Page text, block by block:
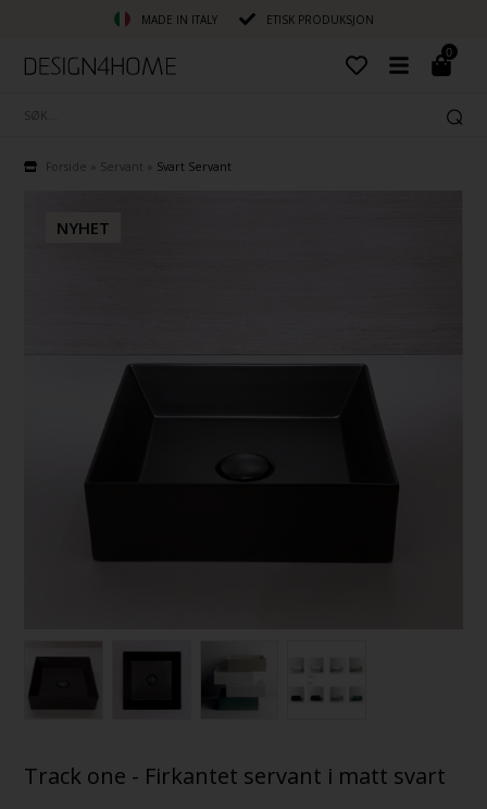
MADE IN ITALY ETISK PRODUKSJON
0
Forside Servant Svart Servant
NYHET
Track one - Firkantet servant i matt svart